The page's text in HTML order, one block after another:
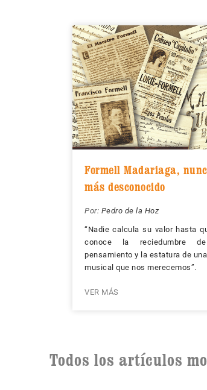
Formell Madariaga,
más desconocido
Por: Pedro de la Hoz
“Nadie calcula su valor hasta
conoce la reciedumbre
pensamiento y la estatura de
musical que nos merecemos”.
VER MÁS
Todos los artículos